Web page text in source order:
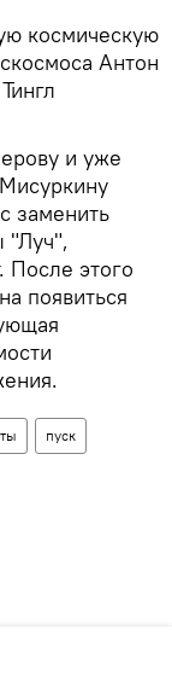
космическую
Антон
и уже
заменить
"Луч",
После этого
появиться
пуск